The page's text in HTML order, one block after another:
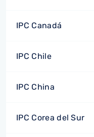
IPC Canadá
IPC Chile
IPC China
IPC Corea del Sur